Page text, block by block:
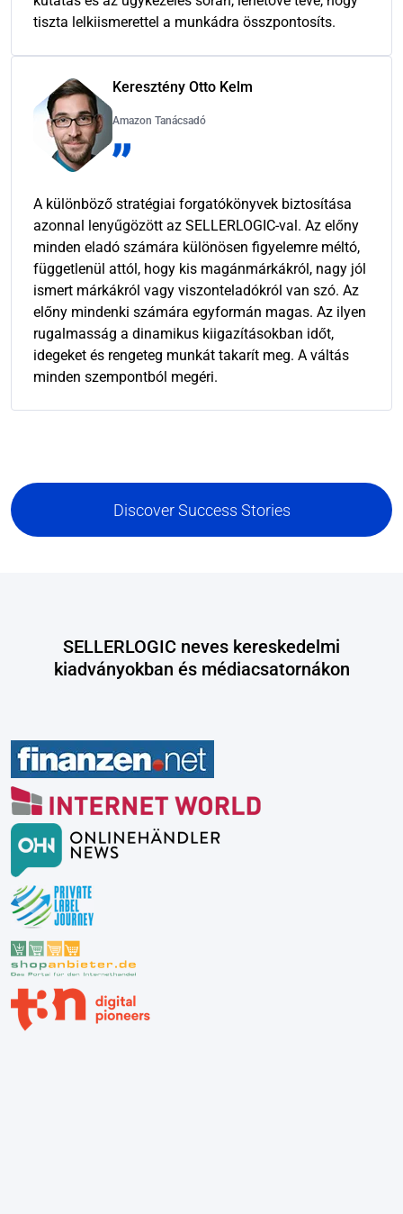
tiszta lelkiismerettel a munkádra összpontosíts.
Keresztény Otto Kelm
Amazon Tanácsadó
A különböző stratégiai forgatókönyvek biztosítása
azonnal lenyűgözött az SELLERLOGIC-val. Az előny
minden eladó számára különösen figyelemre méltó,
függetlenül attól, hogy kis magánmárkákról, nagy jól
ismert márkákról vagy viszonteladókról van szó. Az
előny mindenki számára egyformán magas. Az ilyen
rugalmasság a dinamikus kiigazításokban időt,
idegeket és rengeteg munkát takarít meg. A váltás
minden szempontból megéri.
Discover Success Stories
SELLERLOGIC neves kereskedelmi
kiadványokban és médiacsatornákon